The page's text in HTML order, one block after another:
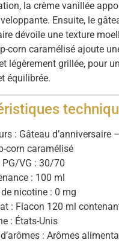
la crème vanillée
Ensuite, le
dévoile une texture
corn caramélisé ajoute
légèrement grillée, pour
équilibrée.
: Gâteau d’anniversaire
corn caramélisé
PG/VG : 30/70
: 100 ml
nicotine : 0 mg
: Flacon 120 ml
: États-Unis
: Arômes